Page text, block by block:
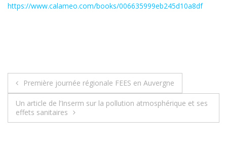
https://www.calameo.com/books/006635999eb245d10a8df
Navigation
de
l’article
Première journée régionale FEES en Auvergne
Un article de l’Inserm sur la pollution atmosphérique et ses
effets sanitaires